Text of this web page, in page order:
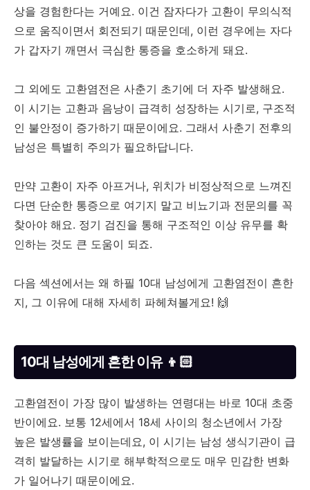
상을 경험한다는 거예요. 이건 잠자다가 고환이 무의식적
으로 움직이면서 회전되기 때문인데, 이런 경우에는 자다
가 갑자기 깨면서 극심한 통증을 호소하게 돼요.
그 외에도 고환염전은 사춘기 초기에 더 자주 발생해요.
이 시기는 고환과 음낭이 급격히 성장하는 시기로, 구조적
인 불안정이 증가하기 때문이에요. 그래서 사춘기 전후의
남성은 특별히 주의가 필요하답니다.
만약 고환이 자주 아프거나, 위치가 비정상적으로 느껴진
다면 단순한 통증으로 여기지 말고 비뇨기과 전문의를 꼭
찾아야 해요. 정기 검진을 통해 구조적인 이상 유무를 확
인하는 것도 큰 도움이 되죠.
다음 섹션에서는 왜 하필 10대 남성에게 고환염전이 흔한
지, 그 이유에 대해 자세히 파헤쳐볼게요! 🙌
10대 남성에게 흔한 이유 👦🏻
고환염전이 가장 많이 발생하는 연령대는 바로 10대 초중
반이에요. 보통 12세에서 18세 사이의 청소년에서 가장
높은 발생률을 보이는데요, 이 시기는 남성 생식기관이 급
격히 발달하는 시기로 해부학적으로도 매우 민감한 변화
가 일어나기 때문이에요.